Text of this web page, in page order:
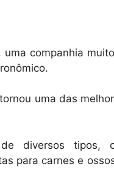
companhia
uma das
diversos tipos,
para carnes e